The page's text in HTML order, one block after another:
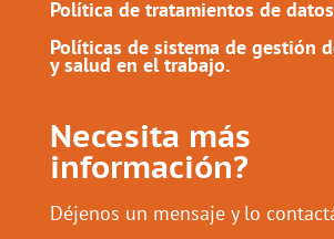
Política de tratamientos de
Políticas de sistema de gestión
y salud en el trabajo.
Necesita más
información?
Déjenos un mensaje y lo